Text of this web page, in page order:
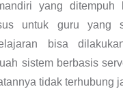
yang ditempuh
untuk guru yang
bisa
sistem berbasis
tidak terhubung